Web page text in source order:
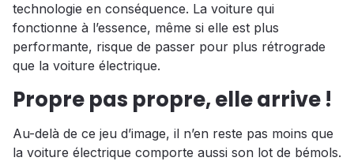
technologie en conséquence. La voiture qui
fonctionne à l’essence, même si elle est plus
performante, risque de passer pour plus rétrograde
que la voiture électrique.
Propre pas propre, elle arrive !
Au-delà de ce jeu d’image, il n’en reste pas moins que
la voiture électrique comporte aussi son lot de bémols.